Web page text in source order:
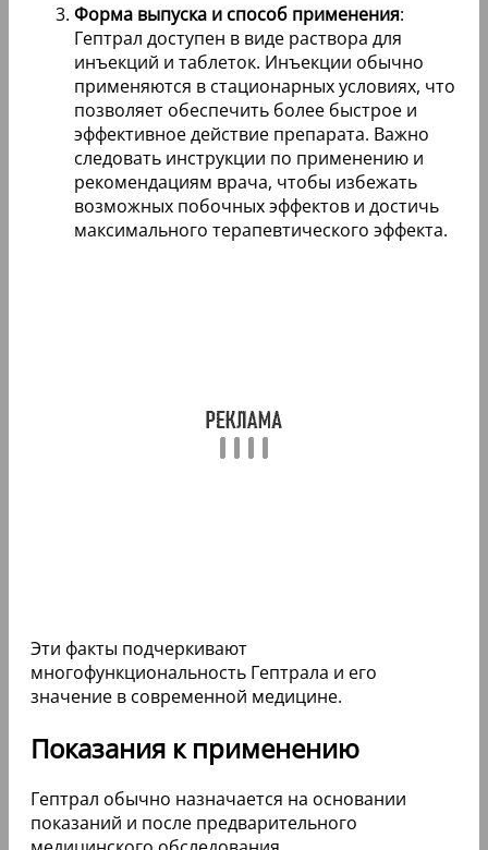
Форма выпуска и способ применения:
Гептрал доступен в виде раствора для
инъекций и таблеток. Инъекции обычно
применяются в стационарных условиях, что
позволяет обеспечить более быстрое и
эффективное действие препарата. Важно
следовать инструкции по применению и
рекомендациям врача, чтобы избежать
возможных побочных эффектов и достичь
максимального терапевтического эффекта.
Эти факты подчеркивают
многофункциональность Гептрала и его
значение в современной медицине.
Показания к применению
Гептрал обычно назначается на основании
показаний и после предварительного